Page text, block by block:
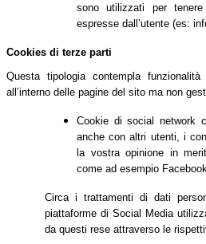
sono utilizzati per
espresse dall’utente (es:
Cookies di terze parti
Questa tipologia contempla
all’interno delle pagine del sito ma non
Cookie di social network
anche con altri utenti, i
la vostra opinione in
come ad esempio
Circa i trattamenti di dati
piattaforme di Social Media
da questi rese attraverso le